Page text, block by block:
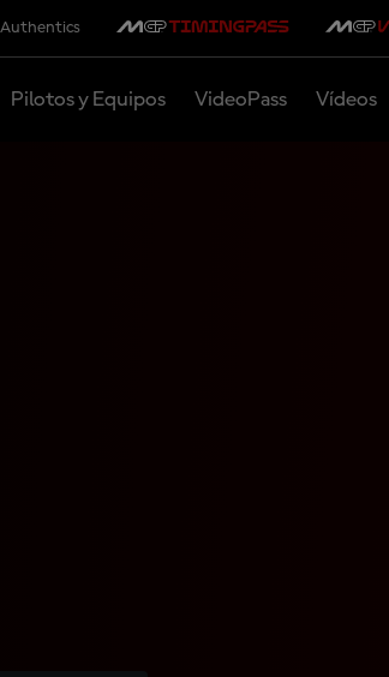
Authentics
Pilotos y Equipos VideoPass Vídeos